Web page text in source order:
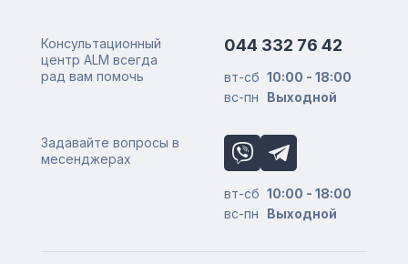
Консультационный
центр ALM всегда
рад вам помочь
044 332 76 42
вт-сб 10:00 - 18:00
вс-пн
Выходной
Задавайте вопросы в
месенджерах
вт-сб 10:00 - 18:00
вс-пн
Выходной